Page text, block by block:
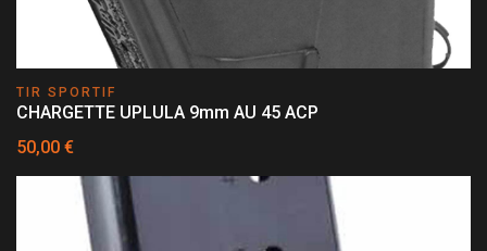
TIR SPORTIF
CHARGETTE UPLULA 9mm AU 45 ACP
50,00 €